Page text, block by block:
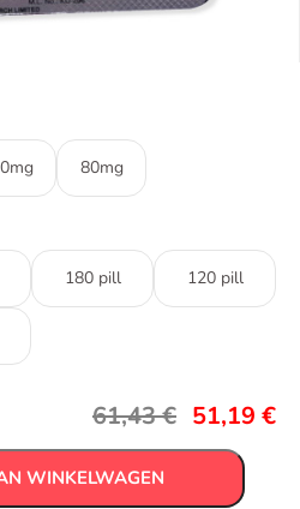
80mg
180 pill 120 pill
61,43€ 51,19 €
WINKELWAGEN